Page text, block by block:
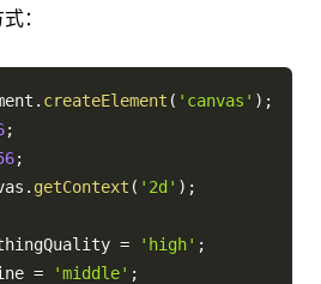
：
. createElement ( 'canvas' ) ;
;
;
. getContext ( '2d' ) ;
= 'high' ;
= 'middle' ;